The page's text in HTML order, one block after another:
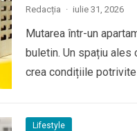
Redacția · iulie 31, 2026
Mutarea într-un
buletin. Un spațiu
crea condițiile
Lifestyle